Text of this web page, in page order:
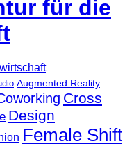
Augmented Reality
Cross
Design
Female Shift